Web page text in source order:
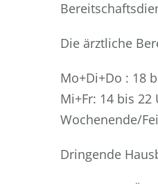
Die ärztliche
Mo+Di+Do : 18
Mi+Fr: 14 bis 22
Wochenende/
Dringende